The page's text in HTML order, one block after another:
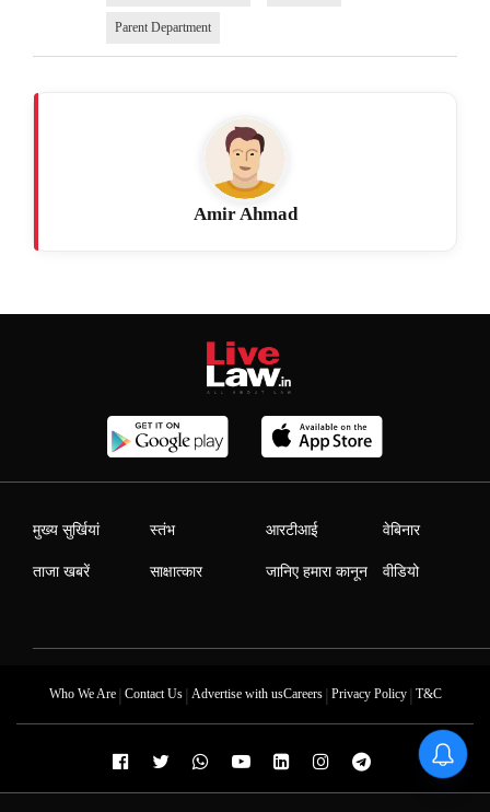
Parent Department
Amir Ahmad
मुख्य सुर्खियां
ताजा खबरें
स्तंभ
साक्षात्कार
आरटीआई
जानिए हमारा कानून
वेबिनार
वीडियो
Who We Are| Contact Us| Advertise with usCareers| Privacy Policy| T&C